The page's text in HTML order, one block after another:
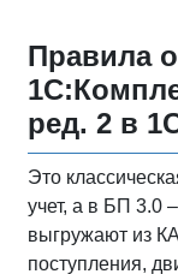
Правила
ред. 2 в
Это
учет, а в БП 3.0
выгружают из
поступления,